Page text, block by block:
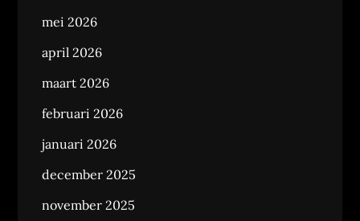
mei 2026
april 2026
maart 2026
februari 2026
januari 2026
december 2025
november 2025